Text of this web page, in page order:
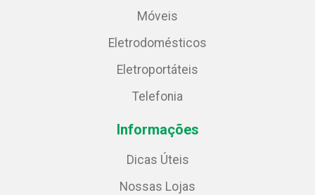
Móveis
Eletrodomésticos
Eletroportáteis
Telefonia
Informações
Dicas Úteis
Nossas Lojas